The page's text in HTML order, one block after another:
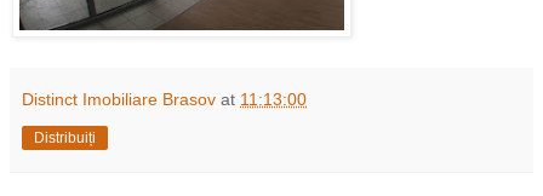
Distinct Imobiliare Brasov at 11:13:00
Distribuiți